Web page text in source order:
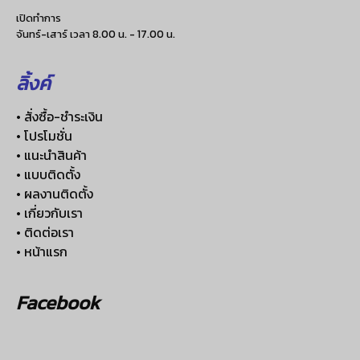
เปิดทำการ
จันทร์-เสาร์ เวลา 8.00 น. - 17.00 น.
ลิ้งค์
• สั่งซื้อ-ชำระเงิน
• โปรโมชั่น
• แนะนำสินค้า
• แบบติดตั้ง
• ผลงานติดตั้ง
• เกี่ยวกับเรา
• ติดต่อเรา
• หน้าแรก
Facebook